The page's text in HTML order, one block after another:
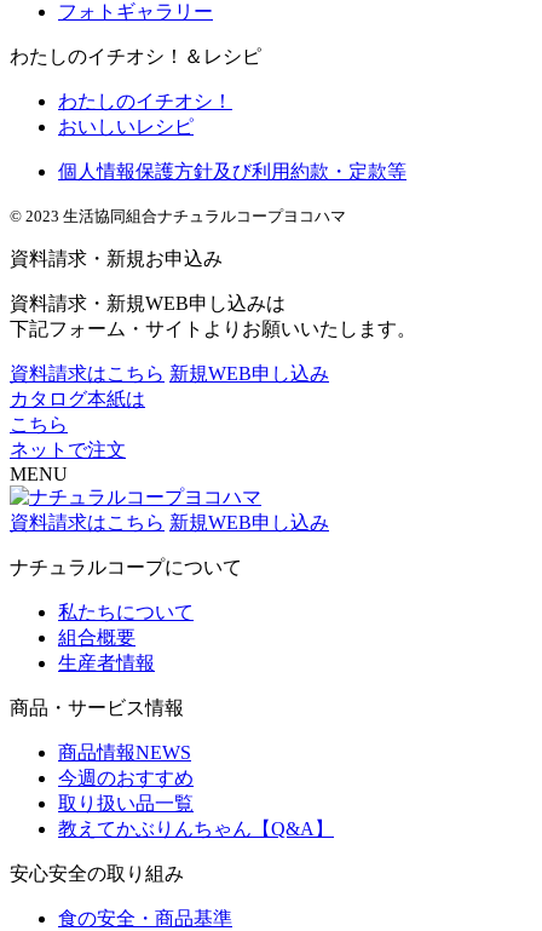
フォトギャラリー
わたしのイチオシ！＆レシピ
わたしのイチオシ！
おいしいレシピ
個人情報保護方針及び利用約款・定款等
© 2023 生活協同組合ナチュラルコープヨコハマ
資料請求・新規お申込み
資料請求・新規WEB申し込みは
下記フォーム・サイトよりお願いいたします。
資料請求はこちら 新規WEB申し込み
カタログ本紙は
こちら
ネットで注文
MENU
資料請求はこちら 新規WEB申し込み
ナチュラルコープについて
私たちについて
組合概要
生産者情報
商品・サービス情報
商品情報NEWS
今週のおすすめ
取り扱い品一覧
教えてかぶりんちゃん【Q&A】
安心安全の取り組み
食の安全・商品基準